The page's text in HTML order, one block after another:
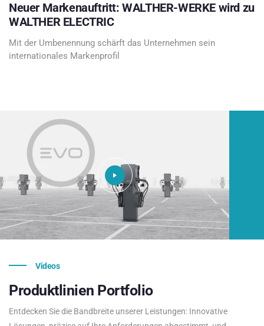
Neuer Markenauftritt: WALTHER-WERKE wird zu
WALTHER ELECTRIC
Mit der Umbenennung schärft das Unternehmen sein
internationales Markenprofil
Videos
Produktlinien Portfolio
Entdecken Sie die Bandbreite unserer Leistungen: Innovative